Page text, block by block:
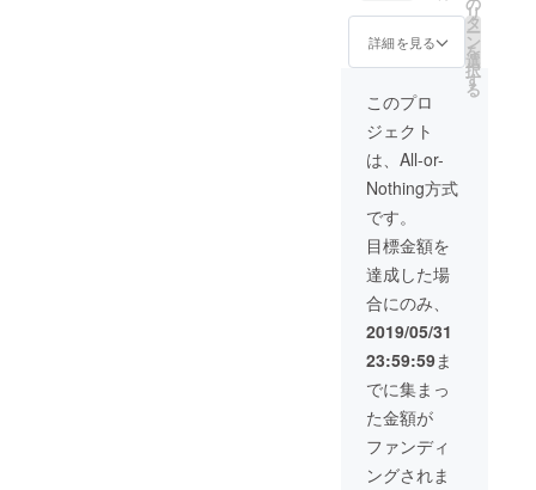
ますよ
うよろ
しくお
願いし
ます。
※写真に
はあり
ません
がクリ
アファ
ます。
※Tシャ
ツは、
色・サ
イズを
ご選択
いただ
けま
す。 ご
支援し
ていた
だく際
に備考
詳細を見る
リ
タ
ー
ン
を
選
択
す
る
このプロ
ジェクト
は、All-or-
Nothing方式
です。
目標金額を
達成した場
合にのみ、
2019/05/31
23:59:59ま
でに集まっ
た金額が
ファンディ
ングされま